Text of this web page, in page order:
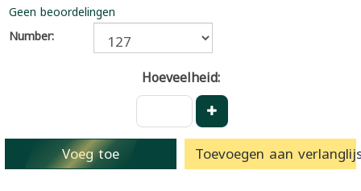
Geen beoordelingen
Number:
Hoeveelheid:
Voeg toe Toevoegen aan